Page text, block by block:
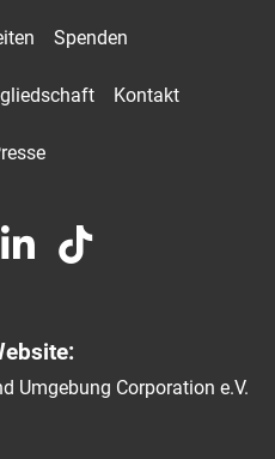
Spenden
Kontakt
Umgebung Corporation e.V.